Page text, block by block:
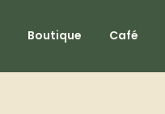
Boutique Café